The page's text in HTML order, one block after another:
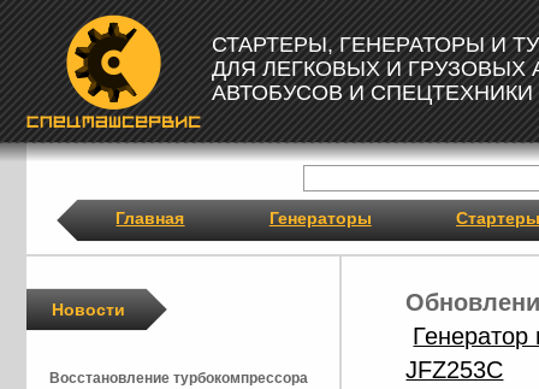
СТАРТЕРЫ, ГЕНЕРАТОРЫ И
ДЛЯ ЛЕГКОВЫХ И ГРУЗОВЫХ
АВТОБУСОВ И СПЕЦТЕХНИКИ
Главная Генераторы Стартеры
JFZ253C
Новости
Восстановление турбокомпрессора